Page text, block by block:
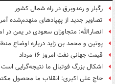
رگبار و رعدوبرق در راه شمال کشور
تصاویر جدید از پهپادهای منهدم‌شده
انصارالله: متجاوزان سعودی در یمن در
پوتین و محمد بن زاید درباره اوضاع
قیمت جهانی نفت امروز ۱۶ مرداد
اشکال بزرگ فوتبال ما نتیجه‌گرایی است
حاج علی اکبری: انقلاب ما محصول